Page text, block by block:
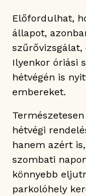
Hogyan
vizsgálatra?
A
ellátás
döntés!
Mennyibe
hétvégén a
Előfordulhat,
állapot,
Ilyenkor óriási
hétvégén is
embereket.
hétvégi
hanem azért
szombati
könnyebb
parkolóhely